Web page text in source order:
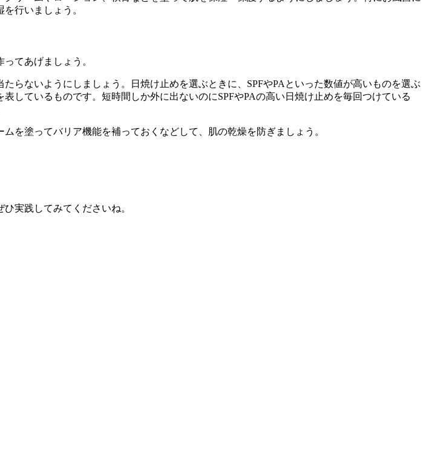
行いましょう。
てあげましょう。
らないようにしましょう。日焼け止めを選ぶときに、SPFやPAといった数値が高いものを選ぶ
しているものです。短時間しか外に出ないのにSPFやPAの高い日焼け止めを毎回つけている
を塗ってバリア機能を補っておくなどして、肌の乾燥を防ぎましょう。
実践してみてくださいね。